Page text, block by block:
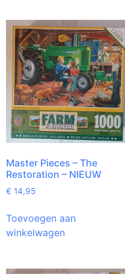
Master Pieces – The
Restoration – NIEUW
€ 14,95
Toevoegen aan
winkelwagen